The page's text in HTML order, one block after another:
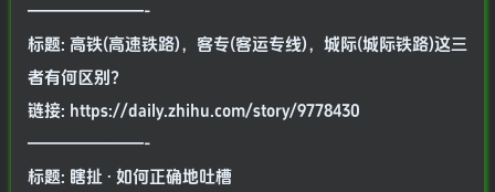
———————-
标题: 高铁(高速铁路)，客专(客运专线)，城际(城际铁路)这三
者有何区别？
链接: https://daily.zhihu.com/story/9778430
———————-
标题: 瞎扯 · 如何正确地吐槽